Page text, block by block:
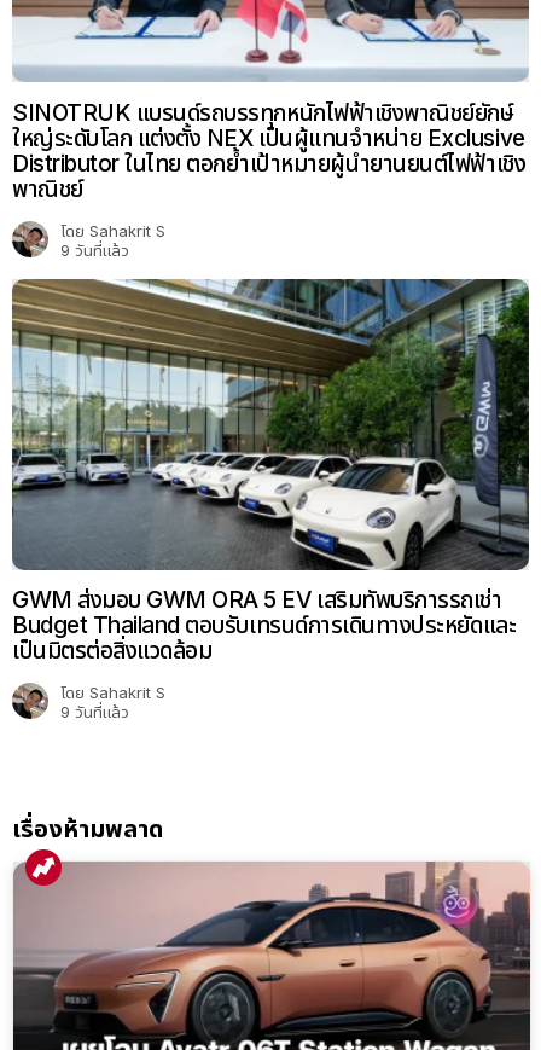
SINOTRUK แบรนด์รถบรรทุกหนักไฟฟ้าเชิงพาณิชย์ยักษ์
ใหญ่ระดับโลก แต่งตั้ง NEX เป็นผู้แทนจำหน่าย Exclusive
Distributor ในไทย ตอกย้ำเป้าหมายผู้นำยานยนต์ไฟฟ้าเชิง
พาณิชย์
โดย Sahakrit S
9 วันที่แล้ว
GWM ส่งมอบ GWM ORA 5 EV เสริมทัพบริการรถเช่า
Budget Thailand ตอบรับเทรนด์การเดินทางประหยัดและ
เป็นมิตรต่อสิ่งแวดล้อม
โดย Sahakrit S
9 วันที่แล้ว
เรื่องห้ามพลาด